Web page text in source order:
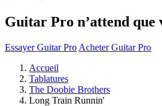
Guitar Pro n’attend que
Essayer Guitar Pro Acheter Guitar Pro
Accueil
Tablatures
The Doobie Brothers
Long Train Runnin'